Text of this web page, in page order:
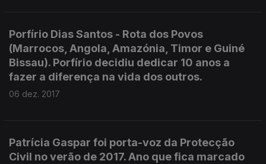
Porfírio Dias Santos - Rota dos Povos
(Marrocos, Angola, Amazónia, Timor e Guiné
Bissau). Porfírio decidiu dedicar 10 anos a
fazer a diferença na vida dos outros.
06 dez. 2017
Patrícia Gaspar foi porta-voz da Protecção
Civil no verão de 2017. Ano que fica marcado